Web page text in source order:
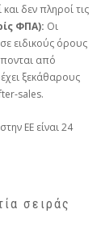
δεν πληροί τις
ΦΠΑ): Οι
ειδικούς όρους
από
ξεκάθαρους
ΕΕ είναι 24
σειράς